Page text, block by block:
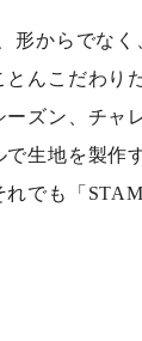
形からでな
んこだわり
ズン、チャ
生地を製作
でも「